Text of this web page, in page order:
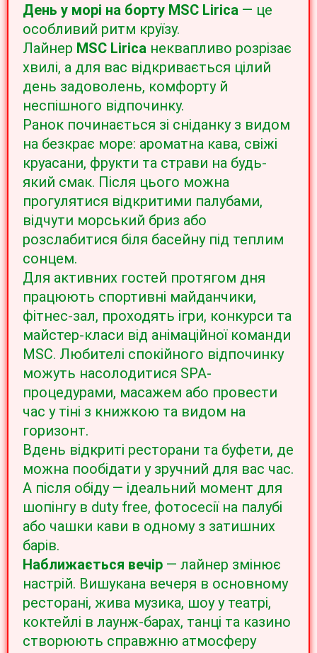
День у морі на борту MSC Lirica — це
особливий ритм круїзу.
Лайнер MSC Lirica неквапливо розрізає
хвилі, а для вас відкривається цілий
день задоволень, комфорту й
неспішного відпочинку.
Ранок починається зі сніданку з видом
на безкрає море: ароматна кава, свіжі
круасани, фрукти та страви на будь-
який смак. Після цього можна
прогулятися відкритими палубами,
відчути морський бриз або
розслабитися біля басейну під теплим
сонцем.
Для активних гостей протягом дня
працюють спортивні майданчики,
фітнес-зал, проходять ігри, конкурси та
майстер-класи від анімаційної команди
MSC. Любителі спокійного відпочинку
можуть насолодитися SPA-
процедурами, масажем або провести
час у тіні з книжкою та видом на
горизонт.
Вдень відкриті ресторани та буфети, де
можна пообідати у зручний для вас час.
А після обіду — ідеальний момент для
шопінгу в duty free, фотосесії на палубі
або чашки кави в одному з затишних
барів.
Наближається вечір — лайнер змінює
настрій. Вишукана вечеря в основному
ресторані, жива музика, шоу у театрі,
коктейлі в лаунж-барах, танці та казино
створюють справжню атмосферу